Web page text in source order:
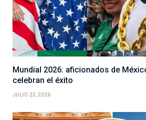
Mundial 2026: aficionados de
celebran el éxito
JULIO 23, 2026